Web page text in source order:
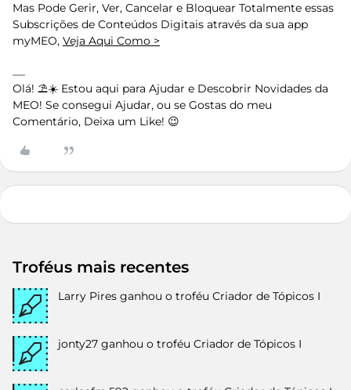
Mas Pode Gerir, Ver, Cancelar e Bloquear Totalmente essas
Subscrições de Conteúdos Digitais através da sua app
myMEO, Veja Aqui Como >
Olá! ⛱️☀️ Estou aqui para Ajudar e Descobrir Novidades da
MEO! Se consegui Ajudar, ou se Gostas do meu
Comentário, Deixa um Like! 😉
Troféus mais recentes
Larry Pires ganhou o troféu Criador de Tópicos I
jonty27 ganhou o troféu Criador de Tópicos I